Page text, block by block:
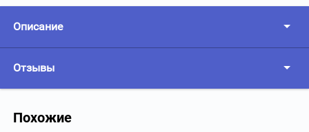
Описание
Отзывы
Похожие